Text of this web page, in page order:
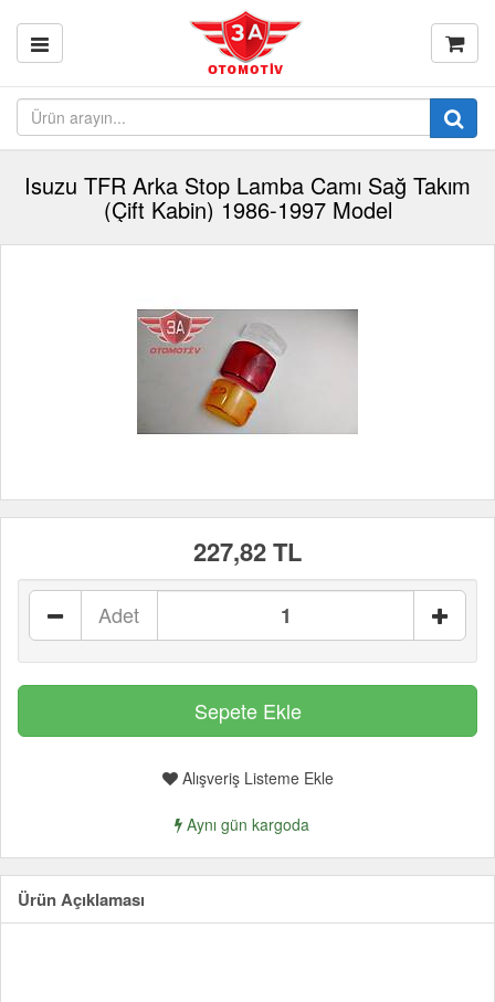
Isuzu TFR Arka Stop Lamba Camı Sağ Takım
(Çift Kabin) 1986-1997 Model
227,82 TL
Adet
Alışveriş Listeme Ekle
Aynı gün kargoda
Ürün Açıklaması